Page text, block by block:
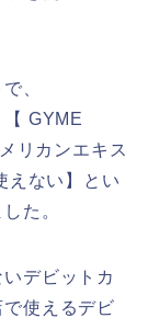
、
【 GYME
リカンエキス
ない】とい
た。
デビットカ
使えるデビ